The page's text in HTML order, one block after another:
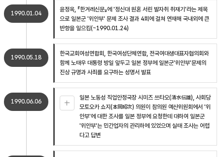
1990.01.04
윤정옥, 『한겨레신문』에 '정신대 원혼 서린 발자취 취재기'라는 제목
으로 일본군 '위안부' 문제 조사 결과 4회에 걸쳐 연재해 국내외에 큰
반향을 일으킴(~1990.01.24)
1990.05.18
한국교회여성연합회, 한국여성단체연합, 전국여대생대표자협의회와
함께 노태우 대통령 방일 앞두고 일본 정부에 일본군'위안부'문제의
진상 규명과 사죄를 요구하는 성명서 발표
1990.06.06
일본 노동성 직업안정국장 시미즈 쓰타오(清水伝雄), 사회당
모토오카 쇼지(本岡昭次) 의원이 참의원 예산위원회에서 '위
안부'에 대한 조사를 일본 정부에 요청한데 대하여 일본군
'위안부'는 민간업자의 관리하에 있었으며 실태 조사는 어렵
다고 답변